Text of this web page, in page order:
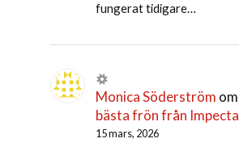
fungerat tidigare…
Monica Söderström om
bästa frön från Impecta
15 mars, 2026